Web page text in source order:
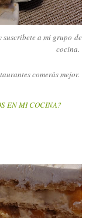
suscribete a mi grupo de
cocina.
comerás mejor.
EN MI COCINA?